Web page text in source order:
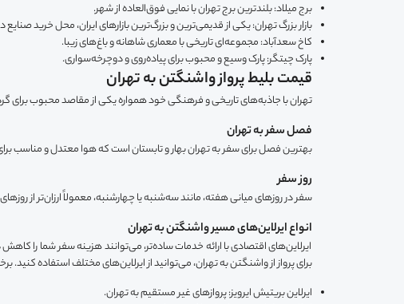
برج میلاد: بلندترین برج تهران با نمایی فوق‌العاده از شهر.
بازار بزرگ تهران: یکی از قدیمی‌ترین و بزرگ‌ترین بازارهای ایران، محل خرید
کاخ سعدآباد: مجموعه‌ای تاریخی با معماری شاهانه و باغ‌های زیبا.
پارک چیتگر: پارک وسیع و محبوب برای پیاده‌روی و دوچرخه‌سواری.
قیمت بلیط پرواز واشنگتن به تهران
تهران با جاذبه‌های تاریخی و فرهنگی خود همواره یکی از مقاصد محبوب
فصل سفر به تهران
بهترین فصل برای سفر به تهران بهار و تابستان است که هوا معتدل و مناسب
روز سفر
سفر در روزهای میانی هفته، مانند سه‌شنبه یا چهارشنبه، معمولاً ارزان‌تر از
انواع ایرلاین‌های مسیر واشنگتن به تهران
ایرلاین‌های اقتصادی با ارائه خدمات ساده‌تر، می‌توانند هزینه سفر شما را
برای پرواز از واشنگتن به تهران، می‌توانید از ایرلاین‌های مختلف استفاده کنید.
ایرلاین بریتیش ایرویز: پروازهای غیر مستقیم به تهران.